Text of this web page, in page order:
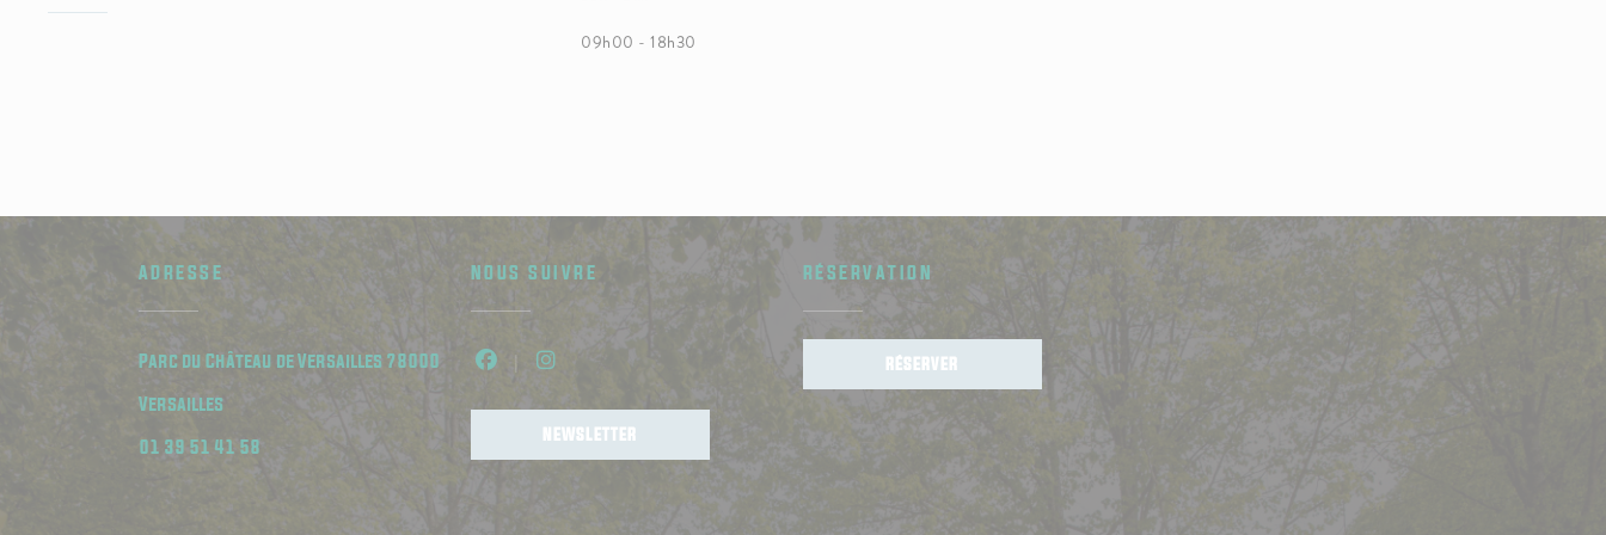
09h00 - 18h30
ADRESSE
Parc du Château de Versailles 78000
Versailles((ouvre une nouvelle fenêtre))
01 39 51 41 58
NOUS SUIVRE
Facebook ((ouvre une nouvelle fenêtre))
Instagram ((ouvre une nouvelle fenêtre))
NEWSLETTER
RÉSERVATION
RÉSERVER